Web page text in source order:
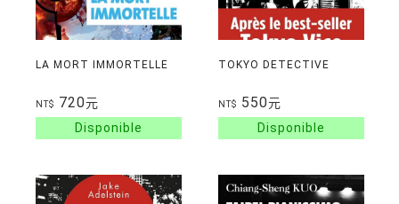
LA MORT IMMORTELLE
NT$ 720元
TOKYO DETECTIVE
NT$ 550元